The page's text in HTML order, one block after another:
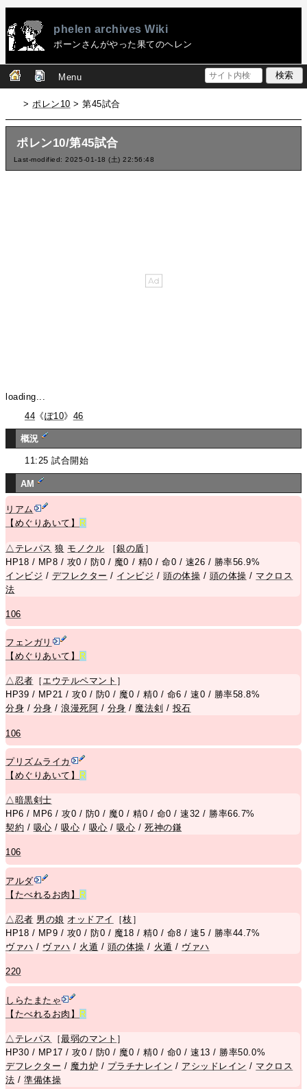
phelen archives Wiki
ポーンさんがやった果てのヘレン
Menu
>ポレン10 > 第45試合
ポレン10/第45試合
Last-modified: 2025-01-18 (土) 22:56:48
loading...
44 《ぽ10》 46
概況
11:25 試合開始
AM
リアム
【めぐりあいて】
R
△ テレパス 狼 モノクル ［銀の盾 ］
HP18 / MP8 / 攻0 / 防0 / 魔0 / 精0 / 命0 / 速26 / 勝率56.9%
インビジ / デフレクター / インビジ / 頭の体操 / 頭の体操 / マクロス
法
106
フェンガリ
【めぐりあいて】
R
△忍者 ［ エウテルペマント ］
HP39 / MP21 / 攻0 / 防0 / 魔0 / 精0 / 命6 / 速0 / 勝率58.8%
分身 / 分身 /浪漫死阿 / 分身 / 魔法剣 / 投石
106
プリズムライカ
【めぐりあいて】
R
△暗黒剣士
HP6 / MP6 / 攻0 / 防0 / 魔0 / 精0 / 命0 / 速32 / 勝率66.7%
契約 / 吸心 /吸心 / 吸心 /吸心 /死神の鎌
106
アルダ
【たべれるお肉】
R
△忍者 男の娘 オッドアイ ［枝 ］
HP18 / MP9 / 攻0 / 防0 / 魔18 / 精0 / 命8 / 速5 / 勝率44.7%
ヴァハ / ヴァハ / 火遁 / 頭の体操 / 火遁 / ヴァハ
220
しらたまたゃ
【たべれるお肉】
R
△ テレパス ［最弱のマント ］
HP30 / MP17 / 攻0 / 防0 / 魔0 / 精0 / 命0 / 速13 / 勝率50.0%
デフレクター / 魔力炉 / プラチナレイン / アシッドレイン / マクロス
法 /準備体操